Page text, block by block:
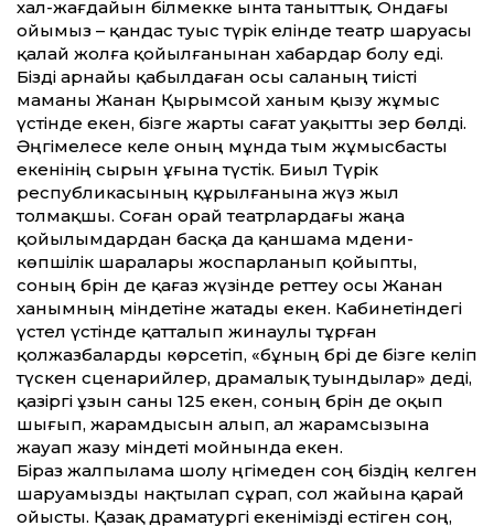
хал-жағдайын білмекке ынта таныттық. Ондағы
ойымыз – қандас туыс түрік елінде театр шаруасы
қалай жолға қойылғанынан хабардар болу еді.
Бізді арнайы қабылдаған осы саланың тиісті
маманы Жанан Қырымсой ханым қызу жұмыс
үстінде екен, бізге жарты сағат уақытты әзер бөлді.
Әңгімелесе келе оның мұнда тым жұмысбасты
екенінің сырын ұғына түстік. Биыл Түрік
республикасының құрылғанына жүз жыл
толмақшы. Соған орай театрлардағы жаңа
қойылымдардан басқа да қаншама мәдени-
көпшілік шаралары жоспарланып қойыпты,
соның бәрін де қағаз жүзінде реттеу осы Жанан
ханымның міндетіне жатады екен. Кабинетіндегі
үстел үстінде қатталып жинаулы тұрған
қолжазбаларды көрсетіп, «бұның бәрі де бізге келіп
түскен сценарийлер, драмалық туындылар» деді,
қазіргі ұзын саны 125 екен, соның бәрін де оқып
шығып, жарамдысын алып, ал жарамсызына
жауап жазу міндеті мойнында екен.
Біраз жалпылама шолу әңгімеден соң біздің келген
шаруамызды нақтылап сұрап, сол жайына қарай
ойысты. Қазақ драматургі екенімізді естіген соң,